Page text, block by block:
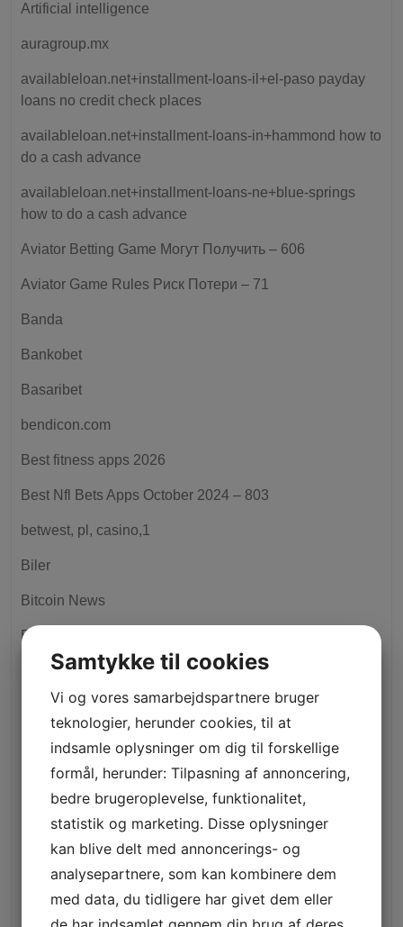
Artificial intelligence
auragroup.mx
availableloan.net+installment-loans-il+el-paso payday
loans no credit check places
availableloan.net+installment-loans-in+hammond how to
do a cash advance
availableloan.net+installment-loans-ne+blue-springs
how to do a cash advance
Aviator Betting Game Могут Получить – 606
Aviator Game Rules Риск Потери – 71
Banda
Bankobet
Basaribet
bendicon.com
Best fitness apps 2026
Best Nfl Bets Apps October 2024 – 803
betwest, pl, casino,1
Biler
Bitcoin News
Bitcoin Trading
boaboa.pt
Bolig
Bookkeeping
bosch-career.pt
Business, Careers
Business, Customer Service
Business, Entrepreneurs
Samtykke til cookies
Vi og vores samarbejdspartnere bruger
teknologier, herunder cookies, til at
indsamle oplysninger om dig til forskellige
formål, herunder: Tilpasning af annoncering,
bedre brugeroplevelse, funktionalitet,
statistik og marketing. Disse oplysninger
kan blive delt med annoncerings- og
analysepartnere, som kan kombinere dem
med data, du tidligere har givet dem eller